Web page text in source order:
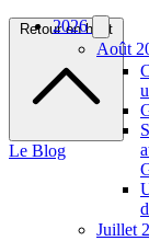
2026
Août
Juillet
Retour en haut
Le Blog